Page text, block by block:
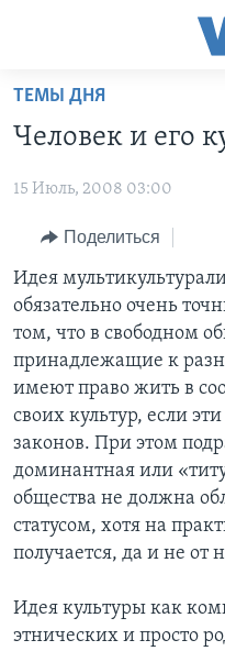
Перейти
основной
Перейти
навигации
Перейти
поиск
АМЕРИКА
НОВОСТИ ЗА МИНУТУ
ИТОГИ
ПОЧЕМУ ЭТО ВАЖНО?
ДИСКУССИЯ VOA
ДЕТАЛИ
НЬЮ-ЙОРК NEW YORK
АМЕРИКА. БОЛЬШОЕ
ПРОЕКТЫ
УЧИМ АНГЛИЙСКИЙ
НАША АМЕРИКАНСКАЯ
А КАК В АМЕРИКЕ?
АРТЕФАКТЫ
АМЕРИКАНСКИЕ
ЭКСПЕРТИЗА
ИНТЕРВЬЮ
ФАКТЫ ПРОТИВ
ЗА СВОБОДУ ПРЕССЫ
УЧИМ АНГЛИЙСКИЙ
ВИДЕО
ПОДПИСКА НА
Learning English
ТЕМЫ ДНЯ
Человек и его
15 Июль, 2008 03:00
Поделиться
Идея
обязательно очень
том, что в свободном
принадлежащие к
имеют право жить в
своих культур, если
законов. При этом
доминантная или
общества не должна
статусом, хотя на
получается, да и не от
Идея культуры как
этнических и просто